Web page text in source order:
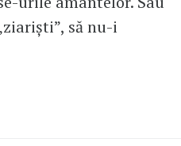
să nu-i